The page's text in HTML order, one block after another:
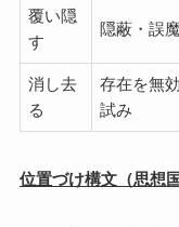
覆い隠
す
隠蔽・誤
消し去
る
存在を無
試み
位置づけ構文（思想